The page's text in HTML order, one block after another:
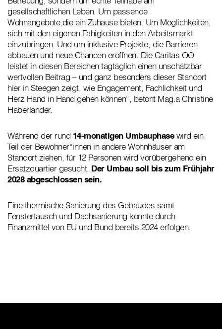
gesellschaftlichen Leben. Um passende
Wohnangebote,die ein Zuhause bieten. Um Möglichkeiten,
sich mit den eigenen Fähigkeiten in den Arbeitsmarkt
einzubringen. Und um inklusive Projekte, die Barrieren
abbauen und neue Chancen eröffnen. Die Caritas OÖ
leistet in diesen Bereichen tagtäglich einen unschätzbar
wertvollen Beitrag – und ganz besonders dieser Standort
hier in Steegen zeigt, wie Engagement, Fachlichkeit und
Herz Hand in Hand gehen können“, betont Mag.a Christine
Haberlander.
Während der rund 14-monatigen Umbauphasewird ein
Teil der Bewohner*innen in andere Wohnhäuser am
Standort ziehen, für 12 Personen wird vorübergehend ein
Ersatzquartier gesucht. Der Umbau soll bis zum Frühjahr
2028 abgeschlossen sein.
Eine thermische Sanierung des Gebäudes samt
Fenstertausch und Dachsanierung konnte durch
Finanzmittel von EU und Bund bereits 2024 erfolgen.